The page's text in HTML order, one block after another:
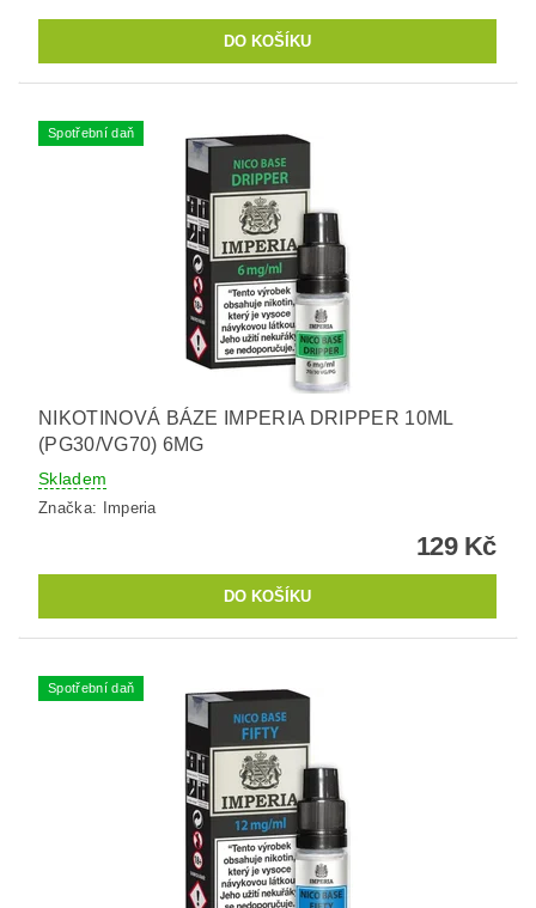
Spotřební daň
NIKOTINOVÁ BÁZE IMPERIA DRIPPER 10ML
(PG30/VG70) 6MG
Skladem
Značka: Imperia
129 Kč
Spotřební daň